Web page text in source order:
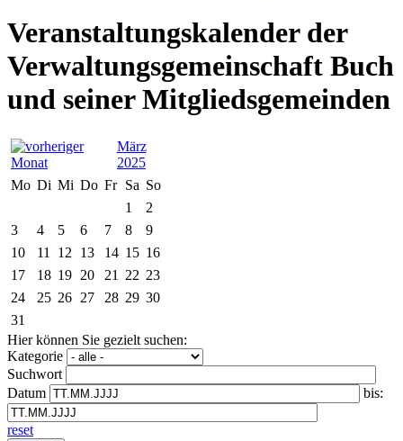
Veranstaltungskalender der
Verwaltungsgemeinschaft Buch
und seiner Mitgliedsgemeinden
März
2025
Mo Di Mi Do Fr Sa So
1
2
3
4 5 6 7 8
9
10
11 12 13 14 15 16
17
18 19 20 21 22 23
24
25 26 27 28 29 30
31
Hier können Sie gezielt suchen:
Kategorie
Suchwort
Datum
bis:
reset